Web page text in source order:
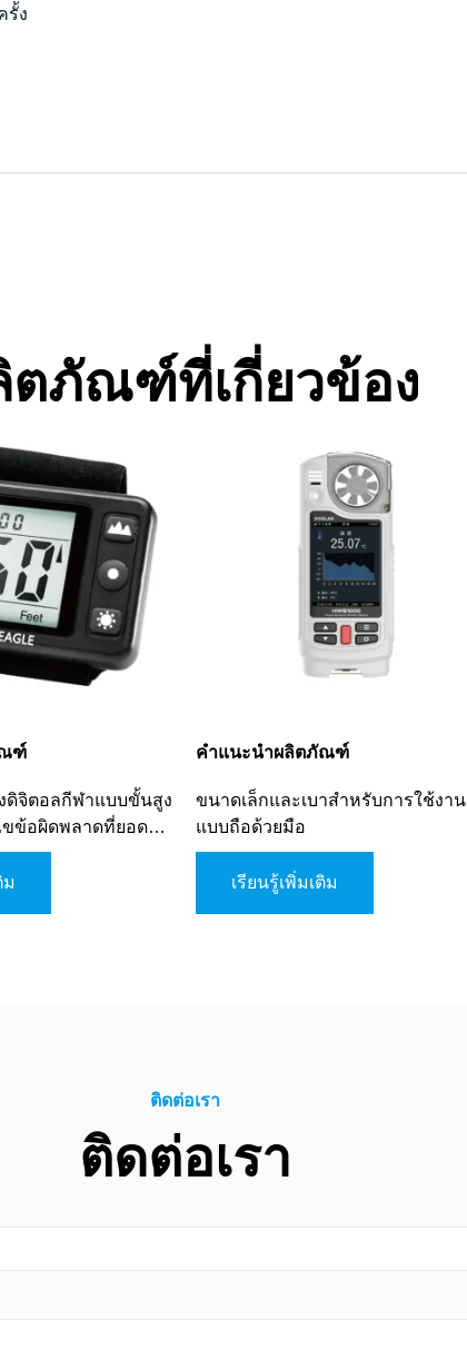
รั้ง
ตภัณฑ์ที่เกี่ยวข้อง
ฑ์
ดิจิตอลกีฬาแบบขั้นสูง
ข้อผิดพลาดที่ยอด
ความสูงที่แม่นยำใน
ช้งาน
ม
คำแนะนำผลิตภัณฑ์
ขนาดเล็กและเบาสำหรับการใช้งาน
แบบถือด้วยมือ
เรียนรู้เพิ่มเติม
ติดต่อเรา
ติดต่อเรา